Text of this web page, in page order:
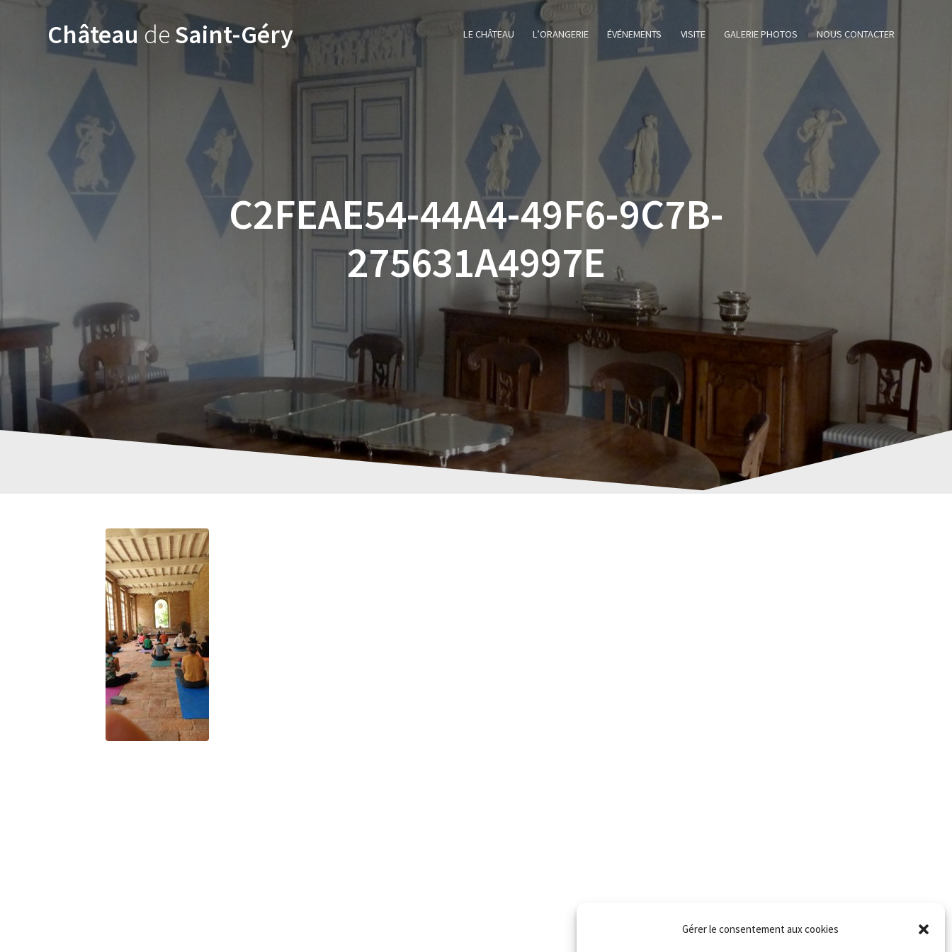
Gérer le consentement aux cookies
Châteaude Saint-Géry LE CHÂTEAU L’ORANGERIE ÉVÉNEMENTS VISITE GALERIE PHOTOS NOUS CONTACTER
C2FEAE54-44A4-49F6-9C7B-
275631A4997E